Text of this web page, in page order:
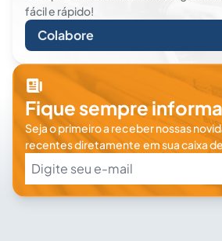
fácil e rápido!
Colabore
Fique sempre
Seja o primeiro a receber nossas
recentes diretamente em sua caixa